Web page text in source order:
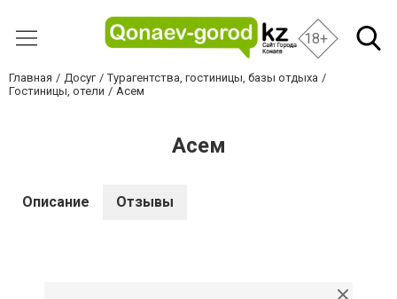
18+
Главная Досуг
Турагентства, гостиницы, базы отдыха
Гостиницы, отели
Асем
Асем
Описание Отзывы